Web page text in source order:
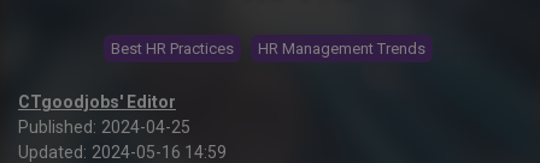
Best HR Practices HR Management Trends
CTgoodjobs' Editor
Published: 2024-04-25
Updated: 2024-05-16 14:59